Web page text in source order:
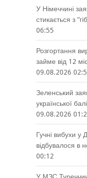
У Німеччині
стикається з
06:55
Розгортання
займе від 12
09.08.2026
Зеленський
української
09.08.2026
Гучні вибухи у
відбувалося в
00:12